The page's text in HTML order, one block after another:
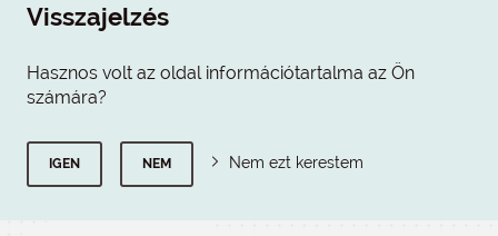
Visszajelzés
Hasznos volt az oldal információtartalma az Ön
számára?
IGEN NEM Nem ezt kerestem